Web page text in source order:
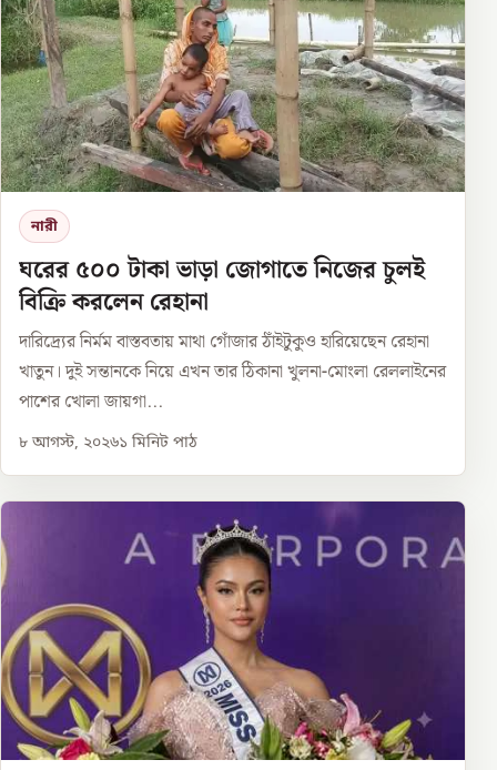
নারী
ঘরের ৫০০ টাকা ভাড়া জোগাতে নিজের চুলই
বিক্রি করলেন রেহানা
দারিদ্র্যের নির্মম বাস্তবতায় মাথা গোঁজার ঠাঁইটুকুও হারিয়েছেন রেহানা
খাতুন। দুই সন্তানকে নিয়ে এখন তার ঠিকানা খুলনা-মোংলা রেললাইনের
পাশের খোলা জায়গা...
৮ আগস্ট, ২০২৬১ মিনিট পাঠ